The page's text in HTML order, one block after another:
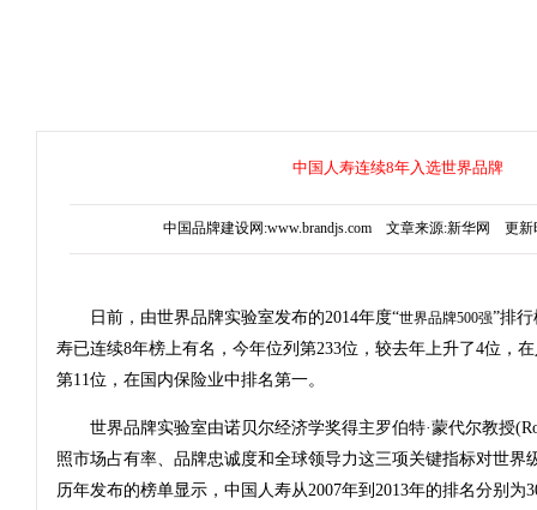
中国人寿连续8年入选世界品牌
中国品牌建设网:www.brandjs.com 文章来源:新华网 更新
日前，由世界品牌实验室发布的2014年度“世界品牌500强”排
寿已连续8年榜上有名，今年位列第233位，较去年上升了4位，
第11位，在国内保险业中排名第一。
世界品牌实验室由诺贝尔经济学奖得主罗伯特·蒙代尔教授
照市场占有率、品牌忠诚度和全球领导力这三项关键指标对世界
历年发布的榜单显示，中国人寿从2007年到2013年的排名分别为